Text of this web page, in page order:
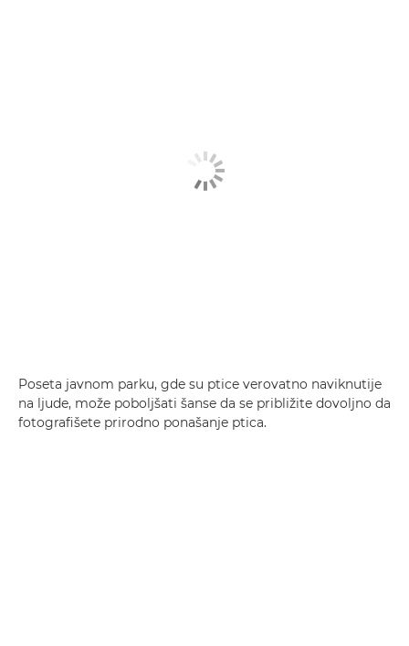
Poseta javnom parku, gde su ptice verovatno naviknutije
na ljude, može poboljšati šanse da se približite dovoljno da
fotografišete prirodno ponašanje ptica.